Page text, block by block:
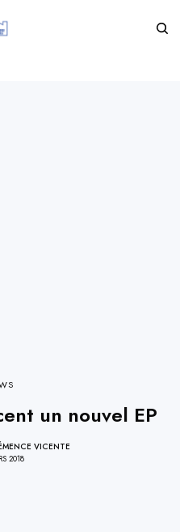
un nouvel EP
VICENTE
2018